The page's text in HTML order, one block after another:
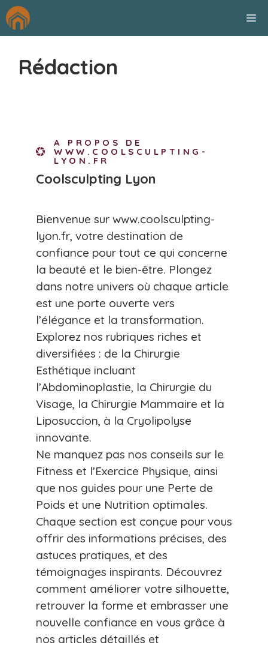
Aller
au
Rédaction
A PROPOS DE
WWW.COOLSCULPTING-
LYON.FR
Coolsculpting Lyon
Bienvenue sur www.coolsculpting-
lyon.fr, votre destination de
confiance pour tout ce qui concerne
la beauté et le bien-être. Plongez
dans notre univers où chaque article
est une porte ouverte vers
l’élégance et la transformation.
Explorez nos rubriques riches et
diversifiées : de la Chirurgie
Esthétique incluant
l’Abdominoplastie, la Chirurgie du
Visage, la Chirurgie Mammaire et la
Liposuccion, à la Cryolipolyse
innovante.
Ne manquez pas nos conseils sur le
Fitness et l’Exercice Physique, ainsi
que nos guides pour une Perte de
Poids et une Nutrition optimales.
Chaque section est conçue pour vous
offrir des informations précises, des
astuces pratiques, et des
témoignages inspirants. Découvrez
comment améliorer votre silhouette,
retrouver la forme et embrasser une
nouvelle confiance en vous grâce à
nos articles détaillés et